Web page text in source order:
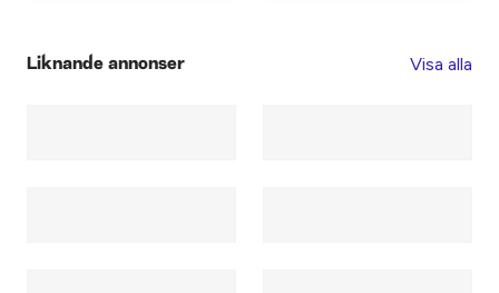
Liknande annonser Visa alla